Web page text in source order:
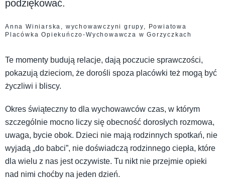
podziękować.
Anna Winiarska, wychowawczyni grupy, Powiatowa
Placówka Opiekuńczo-Wychowawcza w Gorzyczkach
Te momenty budują relacje, dają poczucie sprawczości,
pokazują dzieciom, że dorośli spoza placówki też mogą być
życzliwi i bliscy.
Okres świąteczny to dla wychowawców czas, w którym
szczególnie mocno liczy się obecność dorosłych rozmowa,
uwaga, bycie obok. Dzieci nie mają rodzinnych spotkań, nie
wyjadą „do babci”, nie doświadczą rodzinnego ciepła, które
dla wielu z nas jest oczywiste. Tu nikt nie przejmie opieki
nad nimi choćby na jeden dzień.